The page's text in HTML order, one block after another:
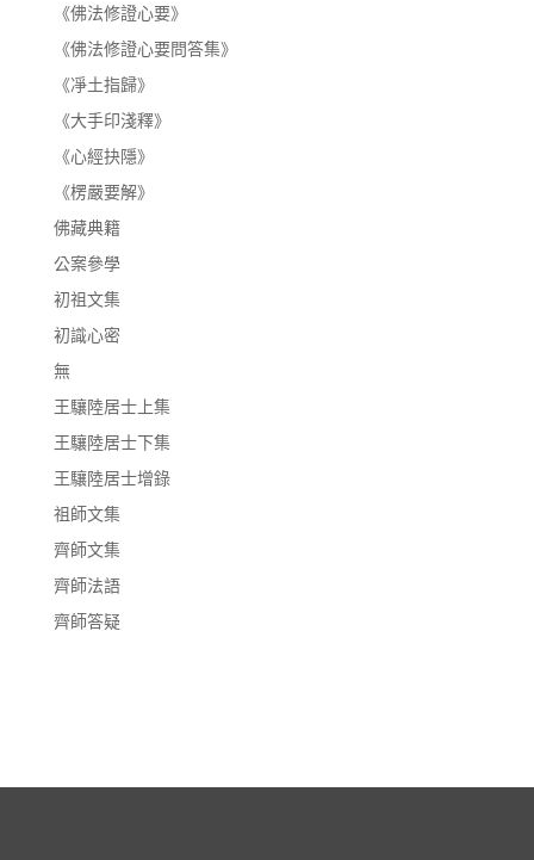
《佛法修證心要》
《佛法修證心要問答集》
《凈土指歸》
《大手印淺釋》
《心經抉隱》
《楞嚴要解》
佛藏典籍
公案參學
初祖文集
初識心密
無
王驤陸居士上集
王驤陸居士下集
王驤陸居士增錄
祖師文集
齊師文集
齊師法語
齊師答疑